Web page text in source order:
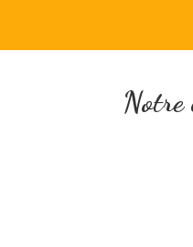
Notre